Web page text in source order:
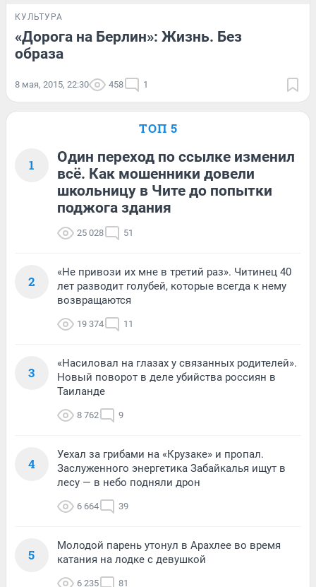
КУЛЬТУРА
«Дорога на Берлин»: Жизнь. Без
образа
8 мая, 2015, 22:30 458 1
ТОП 5
1
Один переход по ссылке изменил
всё. Как мошенники довели
школьницу в Чите до попытки
поджога здания
25 028 51
2
«Не привози их мне в третий раз». Читинец 40
лет разводит голубей, которые всегда к нему
возвращаются
19 374 11
3
«Насиловал на глазах у связанных родителей».
Новый поворот в деле убийства россиян в
Таиланде
8 762 9
4
Уехал за грибами на «Крузаке» и пропал.
Заслуженного энергетика Забайкалья ищут в
лесу — в небо подняли дрон
6 664 39
5
Молодой парень утонул в Арахлее во время
катания на лодке с девушкой
6 235 81